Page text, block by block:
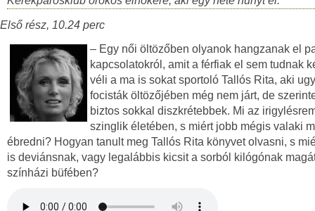
Első rész, 10.24 perc
– Egy női öltözőben olyanok hangzanak el
kapcsolatokról, amit a férfiak el sem tudnak
véli a ma is sokat sportoló Tallós Rita, aki
focisták öltözőjében még nem járt, de
biztos sokkal diszkrétebbek. Mi az
szinglik életében, s miért jobb mégis valaki
ébredni? Hogyan tanult meg Tallós Rita könyvet olvasni, s
is deviánsnak, vagy legalábbis kicsit a sorból kilógónak
színházi büfében?